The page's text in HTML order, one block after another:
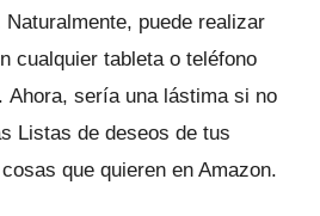
Naturalmente, puede realizar
cualquier tableta o teléfono
Ahora, sería una lástima si no
Listas de deseos de tus
que quieren en Amazon.